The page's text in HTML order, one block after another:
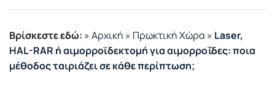
Βρίσκεστε εδώ: » Αρχική » Πρωκτική Χώρα » Laser,
HAL-RAR ή αιμορροϊδεκτομή για αιμορροΐδες: ποια
μέθοδος ταιριάζει σε κάθε περίπτωση;